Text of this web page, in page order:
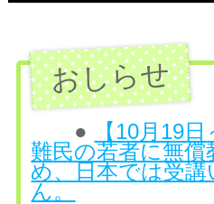
●
【10月19
難民の若者に無
め、日本では受
ん。